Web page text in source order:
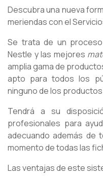
Descubra una nueva
meriendas con el
Se trata de un
Nestle y las mejores
amplia gama de
apto para todos los
ninguno de los
Tendrá a su
profesionales para
adecuando además de
momento de todas las
Las ventajas de este